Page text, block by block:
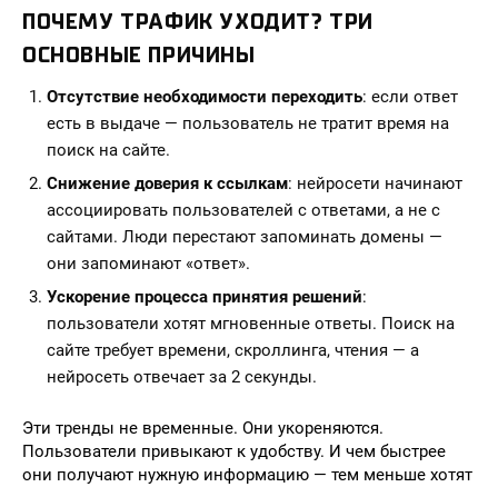
ПОЧЕМУ ТРАФИК УХОДИТ? ТРИ
ОСНОВНЫЕ ПРИЧИНЫ
Отсутствие необходимости переходить: если ответ
есть в выдаче — пользователь не тратит время на
поиск на сайте.
Снижение доверия к ссылкам: нейросети начинают
ассоциировать пользователей с ответами, а не с
сайтами. Люди перестают запоминать домены —
они запоминают «ответ».
Ускорение процесса принятия решений:
пользователи хотят мгновенные ответы. Поиск на
сайте требует времени, скроллинга, чтения — а
нейросеть отвечает за 2 секунды.
Эти тренды не временные. Они укореняются.
Пользователи привыкают к удобству. И чем быстрее
они получают нужную информацию — тем меньше хотят